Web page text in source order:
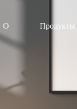
О Продукты